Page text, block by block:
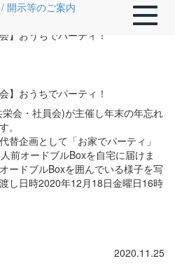
Toggle
開示等のご案内
】おうちでパーティ！
】おうちでパーティ！
会・社員会)が主催し年末の年忘れ
。
替企画として「お家でパーティ」
前オードブルBoxを自宅に届けま
ードブルBoxを囲んでいる様子を写
し日時2020年12月18日金曜日16時
2020.11.25